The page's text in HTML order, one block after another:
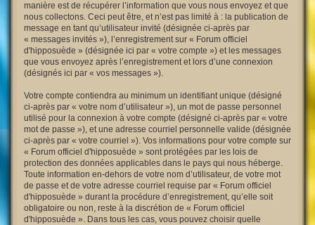
manière est de récupérer l’information que vous nous envoyez et que
nous collectons. Ceci peut être, et n’est pas limité à : la publication de
message en tant qu’utilisateur invité (désignée ci-après par
« messages invités »), l’enregistrement sur « Forum officiel
d'hipposuède » (désignée ici par « votre compte ») et les messages
que vous envoyez après l’enregistrement et lors d’une connexion
(désignés ici par « vos messages »).
Votre compte contiendra au minimum un identifiant unique (désigné
ci-après par « votre nom d’utilisateur »), un mot de passe personnel
utilisé pour la connexion à votre compte (désigné ci-après par « votre
mot de passe »), et une adresse courriel personnelle valide (désignée
ci-après par « votre courriel »). Vos informations pour votre compte sur
« Forum officiel d'hipposuède » sont protégées par les lois de
protection des données applicables dans le pays qui nous héberge.
Toute information en-dehors de votre nom d’utilisateur, de votre mot
de passe et de votre adresse courriel requise par « Forum officiel
d'hipposuède » durant la procédure d’enregistrement, qu’elle soit
obligatoire ou non, reste à la discrétion de « Forum officiel
d'hipposuède ». Dans tous les cas, vous pouvez choisir quelle